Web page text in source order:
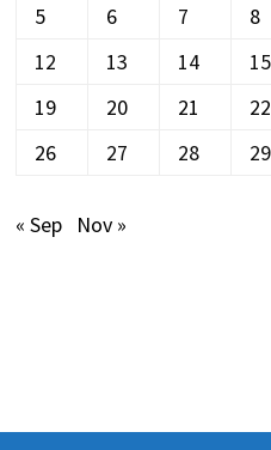
5
6 7 8
12
13 14 15
19
20 21 22
26
27 28 29
« Sep Nov »